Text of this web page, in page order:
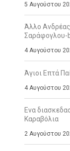
5 Αυγούστου
Άλλο
Σαράφογλου-
4 Αυγούστου
Άγιοι Επτά
4 Αυγούστου
Ενα
Καραβόλια
2 Αυγούστου